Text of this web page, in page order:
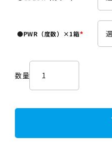
)
●PWR（度数）×1箱